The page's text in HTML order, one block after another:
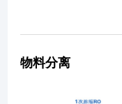
物料分离